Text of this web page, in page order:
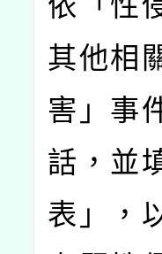
其他相
害」事
話，並
表」，